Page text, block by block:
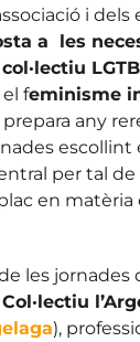
i dels
a les
feminisme
any
per tal de
en matèria
les jornades
Col·lectiu
),